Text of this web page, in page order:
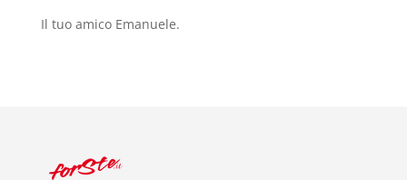
Il tuo amico Emanuele.